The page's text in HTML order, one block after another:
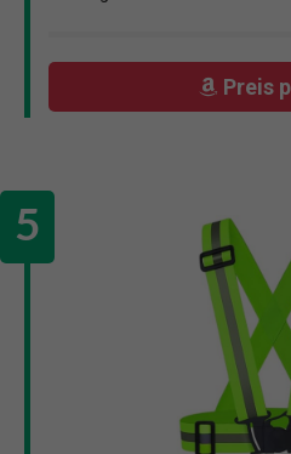
Preis